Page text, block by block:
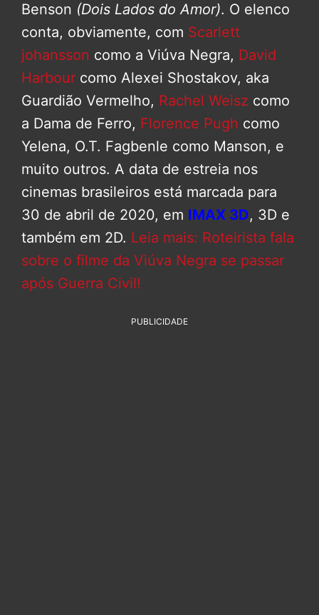
Benson (Dois Lados do Amor). O elenco
conta, obviamente, com Scarlett
johansson como a Viúva Negra, David
Harbour como Alexei Shostakov, aka
Guardião Vermelho, Rachel Weisz como
a Dama de Ferro, Florence Pugh como
Yelena, O.T. Fagbenle como Manson, e
muito outros. A data de estreia nos
cinemas brasileiros está marcada para
30 de abril de 2020, em IMAX 3D, 3D e
também em 2D. Leia mais: Roteirista fala
sobre o filme da Viúva Negra se passar
após Guerra Civil!
PUBLICIDADE